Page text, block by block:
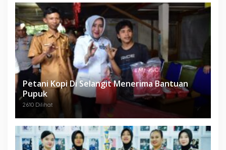
Petani Kopi Di Selangit Menerima Bantuan
Pupuk
2610 Dilihat